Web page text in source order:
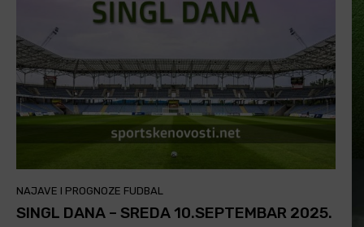
NAJAVE I PROGNOZE FUDBAL
SINGL DANA – SREDA 10.SEPTEMBAR 2025.